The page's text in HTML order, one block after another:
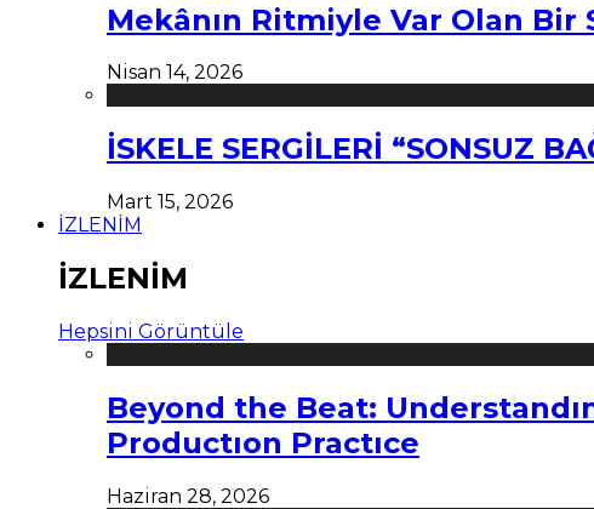
Mekânın Ritmiyle Var Olan Bir
Nisan 14, 2026
İSKELE SERGİLERİ “SONSUZ
Mart 15, 2026
İZLENİM
İZLENİM
Hepsini Görüntüle
Beyond the Beat:
Productıon Practıce
Haziran 28, 2026